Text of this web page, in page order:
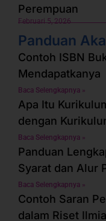
Perempuan
Februari 5, 2026
Panduan
Contoh ISBN
Mendapatkanya
Baca Selengkapnya »
Apa Itu
dengan
Baca Selengkapnya »
Panduan
Syarat dan Alur
Baca Selengkapnya »
Contoh Saran
dalam Riset